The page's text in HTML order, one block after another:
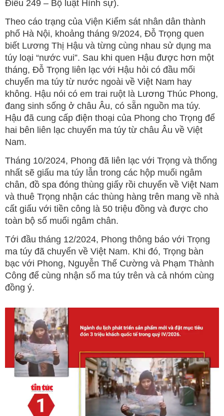
Điều 249 – Bộ luật Hình sự).
Theo cáo trạng của Viện Kiểm sát nhân dân thành
phố Hà Nội, khoảng tháng 9/2024, Đỗ Trọng quen
biết Lương Thị Hậu và từng cùng nhau sử dụng ma
túy loại “nước vui”. Sau khi quen Hậu được hơn một
tháng, Đỗ Trọng liên lạc với Hậu hỏi có đầu mối
chuyển ma túy từ nước ngoài về Việt Nam hay
không. Hậu nói có em trai ruột là Lương Thúc Phong,
đang sinh sống ở châu Âu, có sẵn nguồn ma túy.
Hậu đã cung cấp điện thoại của Phong cho Trọng để
hai bên liên lạc chuyển ma túy từ châu Âu về Việt
Nam.
Tháng 10/2024, Phong đã liên lạc với Trọng và thống
nhất sẽ giấu ma túy lẫn trong các hộp muối ngâm
chân, đồ spa đóng thùng giấy rồi chuyển về Việt Nam
và thuê Trọng nhận các thùng hàng trên mang về nhà
cất giấu với tiền công là 50 triệu đồng và được cho
toàn bộ số muối ngâm chân.
Tới đầu tháng 12/2024, Phong thông báo với Trọng
ma túy đã chuyển về Việt Nam. Khi đó, Trọng bàn
bạc với Phong, Nguyễn Thế Cường và Phạm Thành
Công để cùng nhận số ma túy trên và cả nhóm cùng
đồng ý.